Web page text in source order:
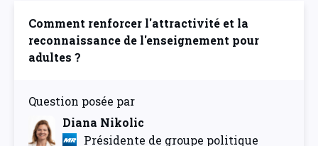
Comment renforcer l'attractivité et la
reconnaissance de l'enseignement pour
adultes ?
Question posée par
Diana Nikolic
Présidente de groupe politique